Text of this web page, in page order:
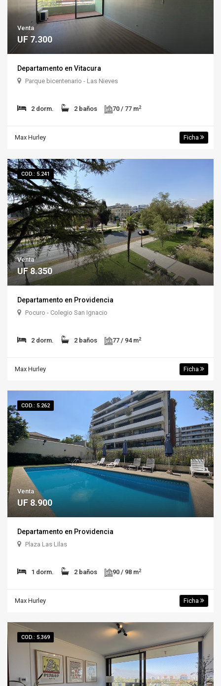
Venta
UF 7.300
Departamento en Vitacura
Parque bicentenario - Las Nieves
2 dorm. 2 baños 70 / 77 m2
Max Hurley Ficha
COD.: 5.241
Venta
UF 8.350
Departamento en Providencia
Pocuro - Colegio San Ignacio
2 dorm. 2 baños 77 / 94 m2
Max Hurley Ficha
COD.: 5.262
Venta
UF 8.900
Departamento en Providencia
Plaza Las Lilas
1 dorm. 2 baños 90 / 98 m2
Max Hurley Ficha
COD.: 5.369